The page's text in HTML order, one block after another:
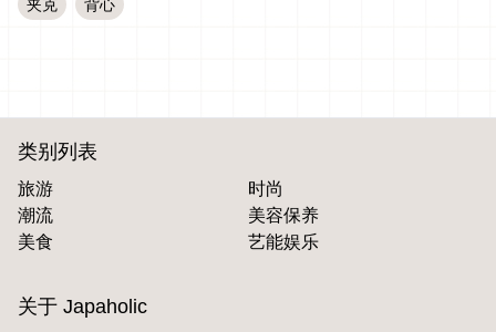
夹克 背心
类别列表
旅游
时尚
潮流
美容保养
美食
艺能娱乐
关于 Japaholic